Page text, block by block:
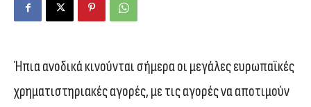
Ήπια ανοδικά κινούνται σήμερα οι μεγάλες ευρωπαϊκές
χρηματιστηριακές αγορές, με τις αγορές να αποτιμούν